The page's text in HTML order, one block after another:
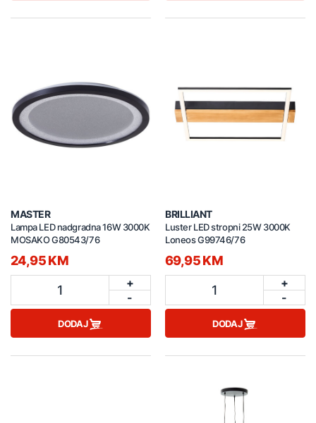
MASTER
Lampa LED nadgradna 16W 3000K
MOSAKO G80543/76
24,95 KM
1
+
-
DODAJ
BRILLIANT
Luster LED stropni 25W 3000K
Loneos G99746/76
69,95 KM
1
+
-
DODAJ